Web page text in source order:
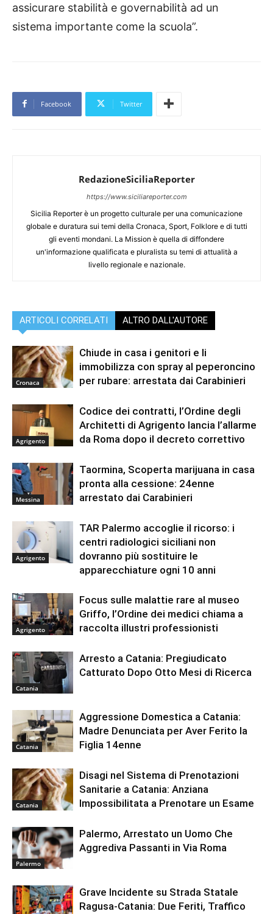
assicurare stabilità e governabilità ad un
sistema importante come la scuola”.
Facebook Twitter
RedazioneSiciliaReporter
https://www.siciliareporter.com
Sicilia Reporter è un progetto culturale per una comunicazione
globale e duratura sui temi della Cronaca, Sport, Folklore e di tutti
gli eventi mondani. La Mission è quella di diffondere
un'informazione qualificata e pluralista su temi di attualità a
livello regionale e nazionale.
ARTICOLI CORRELATI ALTRO DALL'AUTORE
Cronaca
Chiude in casa i genitori e li
immobilizza con spray al peperoncino
per rubare: arrestata dai Carabinieri
Agrigento
Codice dei contratti, l’Ordine degli
Architetti di Agrigento lancia l’allarme
da Roma dopo il decreto correttivo
Messina
Taormina, Scoperta marijuana in casa
pronta alla cessione: 24enne
arrestato dai Carabinieri
Agrigento
TAR Palermo accoglie il ricorso: i
centri radiologici siciliani non
dovranno più sostituire le
apparecchiature ogni 10 anni
Agrigento
Focus sulle malattie rare al museo
Griffo, l’Ordine dei medici chiama a
raccolta illustri professionisti
Catania
Arresto a Catania: Pregiudicato
Catturato Dopo Otto Mesi di Ricerca
Catania
Aggressione Domestica a Catania:
Madre Denunciata per Aver Ferito la
Figlia 14enne
Catania
Disagi nel Sistema di Prenotazioni
Sanitarie a Catania: Anziana
Impossibilitata a Prenotare un Esame
Palermo
Palermo, Arrestato un Uomo Che
Aggrediva Passanti in Via Roma
Grave Incidente su Strada Statale
Ragusa-Catania: Due Feriti, Traffico